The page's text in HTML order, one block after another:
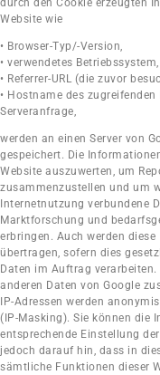
durch den Cookie erzeugten
Website wie
• Browser-Typ/-Version,
• verwendetes Betriebssystem,
• Referrer-URL (die zuvor
• Hostname des zugreifenden
Serveranfrage,
werden an einen Server von
gespeichert. Die
Website auszuwerten, um
zusammenzustellen und um
Internetnutzung verbundene
Marktforschung und
erbringen. Auch werden
übertragen, sofern dies
Daten im Auftrag
anderen Daten von Google
IP-Adressen werden
(IP-Masking). Sie können die
entsprechende Einstellung
jedoch darauf hin, dass in
sämtliche Funktionen dieser